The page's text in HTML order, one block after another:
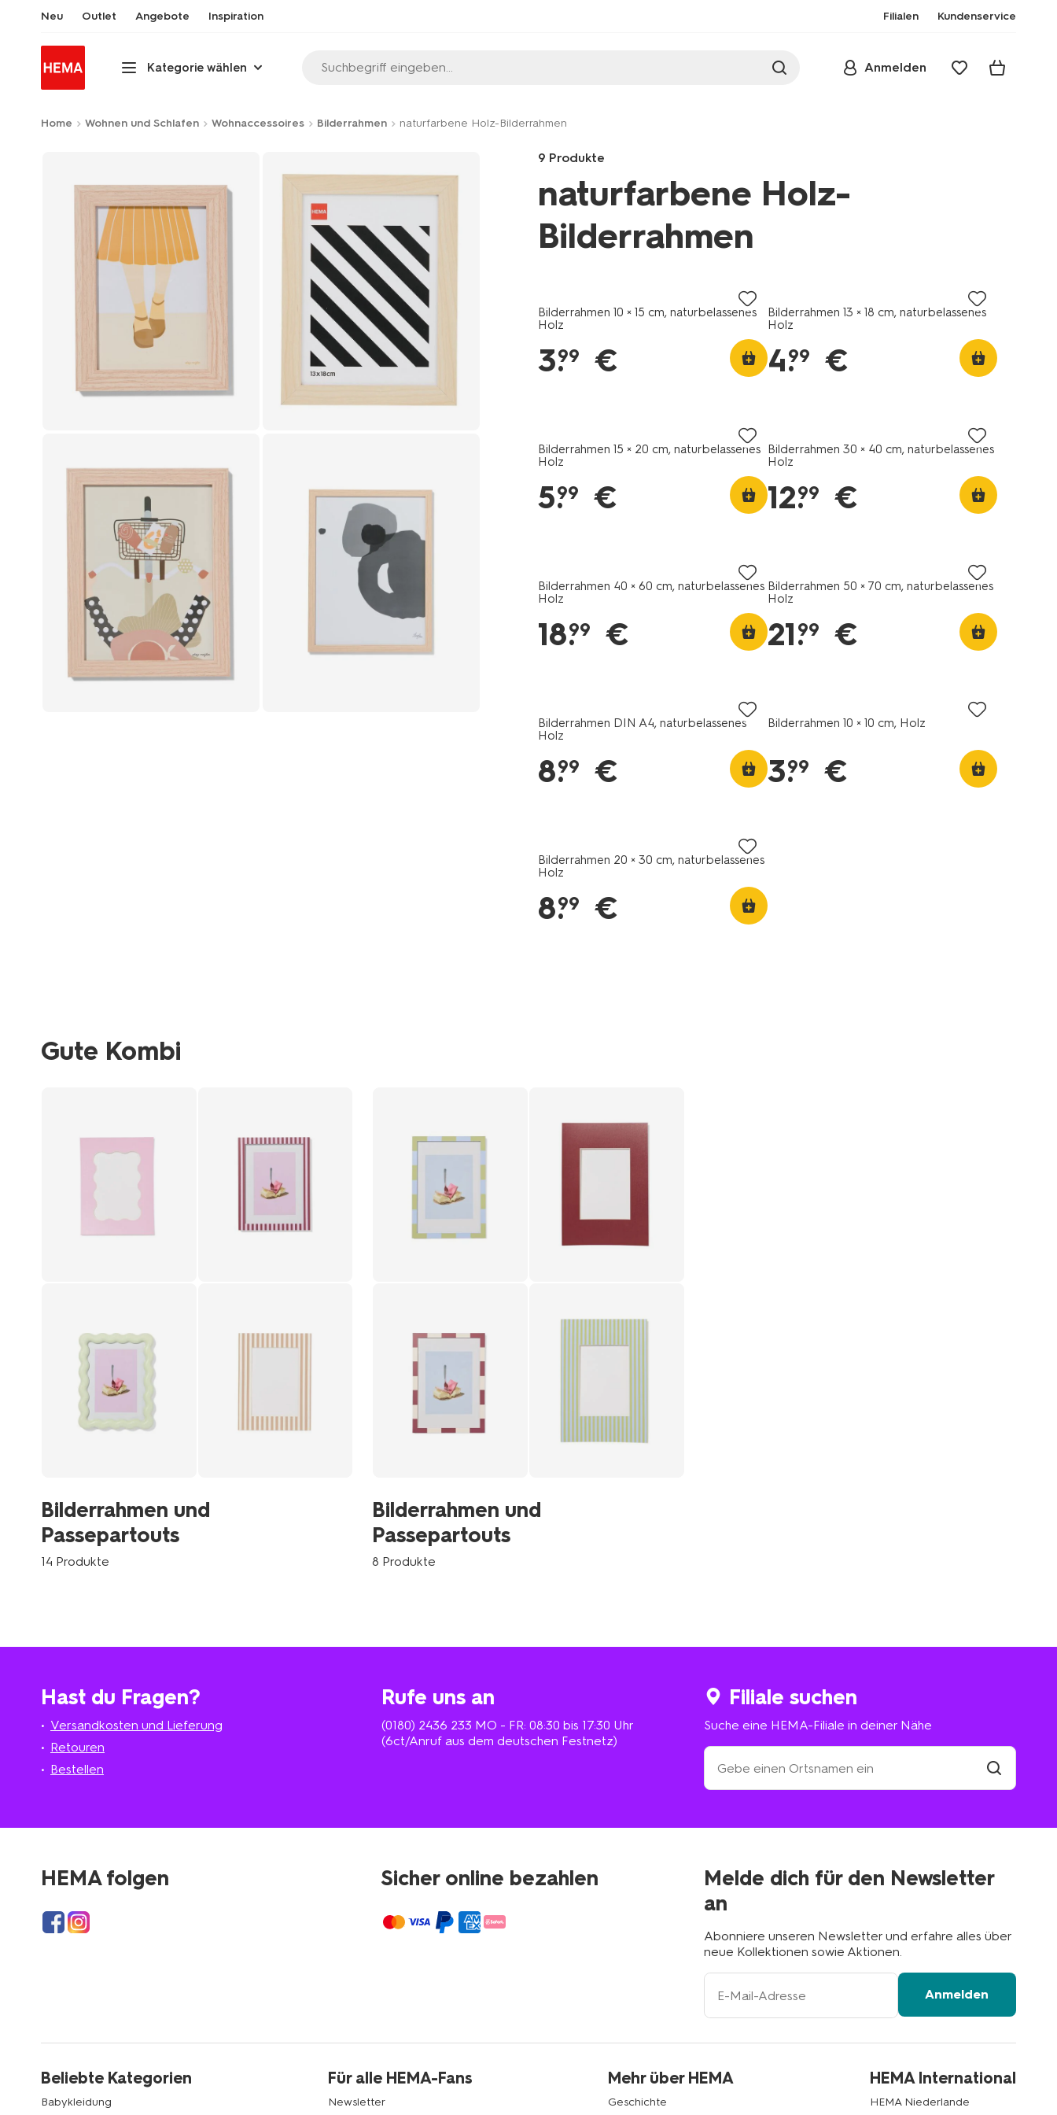
Neu Outlet Angebote Inspiration Filialen Kundenservice
Kategorie wählen Suchbegriff eingeben... Anmelden
Home Wohnen und Schlafen Wohnaccessoires Bilderrahmen naturfarbene Holz-Bilderrahmen
set
image
9 Produkte
naturfarbene Holz-
Bilderrahmen
de/wohnen/wohnaccessoires/bilderrahmen/bilderrahmen-
20-
%C3%97-
30-
cm-
Bilderrahmen 10 × 15 cm, naturbelassenes
Holz
3.
99 €
Bilderrahmen 13 × 18 cm, naturbelassenes
Holz
4.
99 €
Bilderrahmen 15 × 20 cm, naturbelassenes
Holz
5.
99 €
Bilderrahmen 30 × 40 cm, naturbelassenes
Holz
12.
99 €
Bilderrahmen 40 × 60 cm, naturbelassenes
Holz
18.
99 €
Bilderrahmen 50 × 70 cm, naturbelassenes
Holz
21.
99 €
Bilderrahmen DIN A4, naturbelassenes
Holz
8.
99 €
Bilderrahmen 10 × 10 cm, Holz
3.
99 €
Bilderrahmen 20 × 30 cm, naturbelassenes
Holz
8.
99 €
Gute Kombi
Bilderrahmen und
Passepartouts
14 Produkte
Bilderrahmen und
Passepartouts
8 Produkte
Hast du Fragen?
Versandkosten und Lieferung
Retouren
Bestellen
Rufe uns an
(0180) 2436 233 MO - FR: 08:30 bis 17:30 Uhr
(6ct/Anruf aus dem deutschen Festnetz)
Filiale suchen
Suche eine HEMA-Filiale in deiner Nähe
Suche
eine
HEMA-
deiner
Filiale
HEMA folgen Sicher online bezahlen
Melde dich für den Newsletter
an
Abonniere unseren Newsletter und erfahre alles über
neue Kollektionen sowie Aktionen.
Ihre
Anmelden
Beliebte Kategorien
Babykleidung
Für alle HEMA-Fans
Newsletter
Mehr über HEMA
Geschichte
HEMA International
HEMA Niederlande